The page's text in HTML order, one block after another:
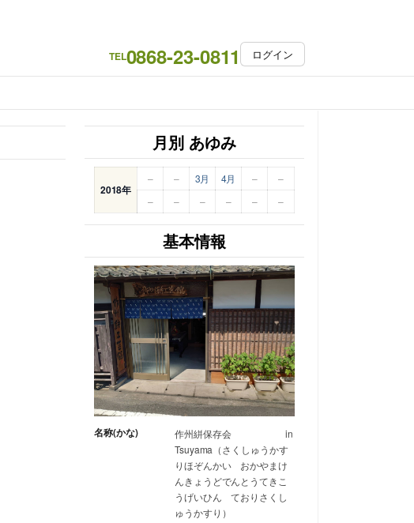
TEL0868-23-0811 ログイン
月別 あゆみ
2018年
– – 3月 4月 –
–
–
– – – – –
基本情報
名称(かな)
作州絣保存会 in
Tsuyama（さくしゅうかす
りほぞんかい おかやまけ
んきょうどでんとうてきこ
うげいひん ておりさくし
ゅうかすり）